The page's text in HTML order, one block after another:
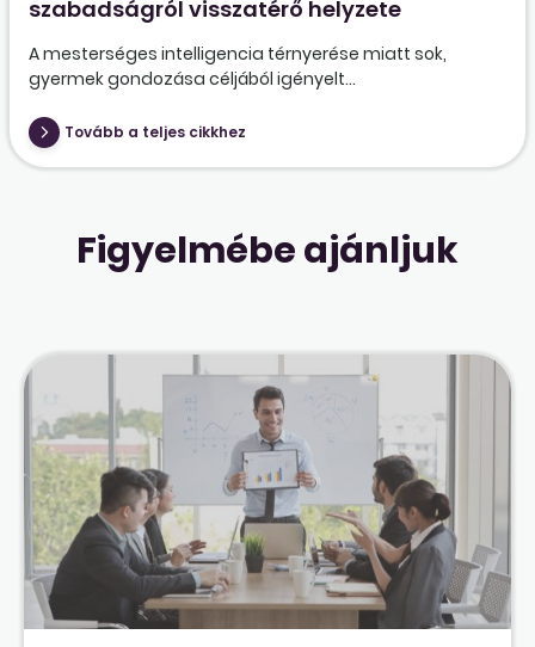
szabadságról visszatérő helyzete
A mesterséges intelligencia térnyerése miatt sok,
gyermek gondozása céljából igényelt...
Tovább a teljes cikkhez
Figyelmébe ajánljuk